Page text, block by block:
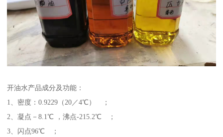
开油水产品成分及功能：
1、密度：0.9229（20／4℃） ；
2、凝点－8.1℃ ，沸点-215.2℃ ；
3、闪点96℃ ；